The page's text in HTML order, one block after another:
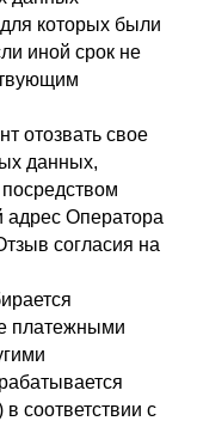
которых были
иной срок не
отозвать свое
данных,
адрес Оператора
согласия на
платежными
соответствии с